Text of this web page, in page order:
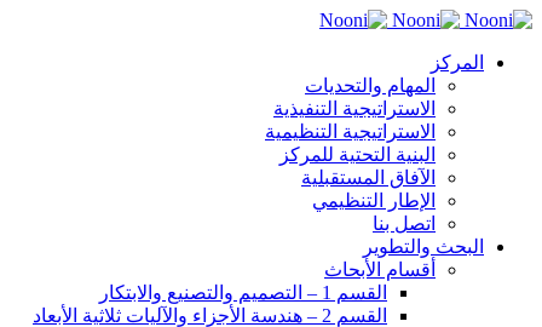
المركز
المهام والتحديات
الاستراتيجية التنفيذية
الاستراتيجية التنظيمية
البنية التحتية للمركز
الآفاق المستقبلية
الإطار التنظيمي
اتصل بنا
البحث والتطوير
أقسام الأبحاث
القسم 1 – التصميم والتصنيع والابتكار
القسم 2 – هندسة الأجزاء والآليات ثلاثية الأبعاد